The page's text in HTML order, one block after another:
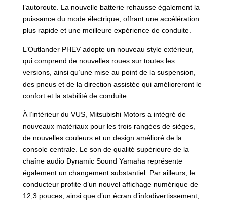
l’autoroute. La nouvelle batterie rehausse également la
puissance du mode électrique, offrant une accélération
plus rapide et une meilleure expérience de conduite.
L’Outlander PHEV adopte un nouveau style extérieur,
qui comprend de nouvelles roues sur toutes les
versions, ainsi qu’une mise au point de la suspension,
des pneus et de la direction assistée qui amélioreront le
confort et la stabilité de conduite.
À l’intérieur du VUS, Mitsubishi Motors a intégré de
nouveaux matériaux pour les trois rangées de sièges,
de nouvelles couleurs et un design amélioré de la
console centrale. Le son de qualité supérieure de la
chaîne audio Dynamic Sound Yamaha représente
également un changement substantiel. Par ailleurs, le
conducteur profite d’un nouvel affichage numérique de
12,3 pouces, ainsi que d’un écran d’infodivertissement,